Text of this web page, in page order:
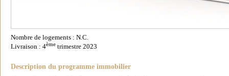
Nombre de logements : N.C.
Livraison : 4ème trimestre 2023
Description du programme immobilier